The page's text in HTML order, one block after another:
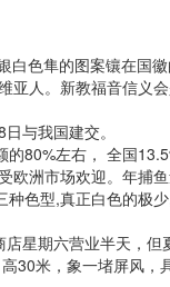
隼的图案镶在国徽
。新教福音信义
与我国建交。
左右， 全国
洲市场欢迎。年捕
色型,真正白色的极少,
星期六营业半天，但
米，象一堵屏风